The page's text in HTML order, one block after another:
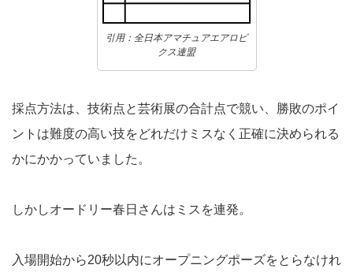
引用：全日本アマチュアエアロビ
クス連盟
採点方法は、技術点と芸術展の合計点で競い、勝敗のポイ
ントは難度の高い技をどれだけミスなく正確に決められる
かにかかっていました。
しかしオードリー春日さんはミスを連発。
入場開始から20秒以内にオープニングポーズをとらなけれ